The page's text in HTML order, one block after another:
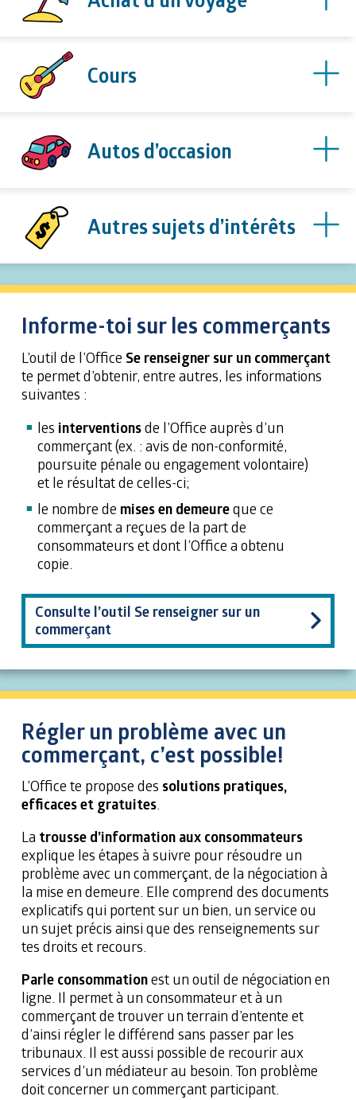
Cours
Autos d’occasion
Autres sujets d’intérêts
Informe-toi sur les commerçants
L’outil de l’Office Se renseigner sur un commerçant
te permet d’obtenir, entre autres, les informations
suivantes :
les interventionsde l’Office auprès d’un
commerçant (ex. : avis de non-conformité,
poursuite pénale ou engagement volontaire)
et le résultat de celles-ci;
le nombre de mises en demeureque ce
commerçant a reçues de la part de
consommateurs et dont l’Office a obtenu
copie.
Consulte l’outil Se renseigner sur un
commerçant
Régler un problème avec un
commerçant, c’est possible!
L’Office te propose des solutions pratiques,
efficaces et gratuites.
La trousse d’information aux consommateurs
explique les étapes à suivre pour résoudre un
problème avec un commerçant, de la négociation à
la mise en demeure. Elle comprend des documents
explicatifs qui portent sur un bien, un service ou
un sujet précis ainsi que des renseignements sur
tes droits et recours.
Parle consommationest un outil de négociation en
ligne. Il permet à un consommateur et à un
commerçant de trouver un terrain d’entente et
d’ainsi régler le différend sans passer par les
tribunaux. Il est aussi possible de recourir aux
services d’un médiateur au besoin. Ton problème
doit concerner un commerçant participant.